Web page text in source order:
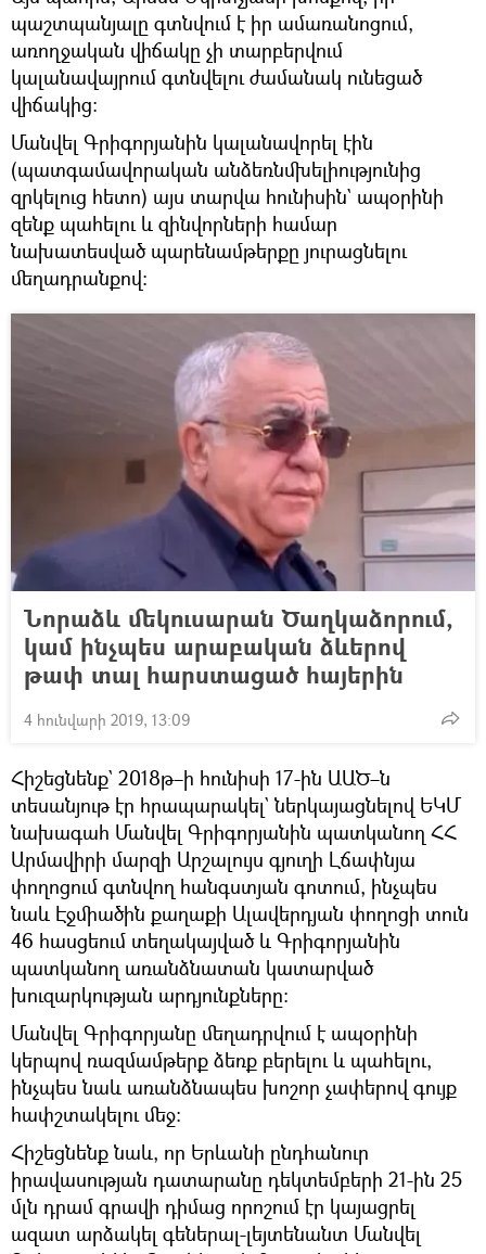
պաշտպանյալը գտնվում է իր ամառանոցում,
առողջական վիճակը չի տարբերվում
կալանավայրում գտնվելու ժամանակ ունեցած
վիճակից։
Մանվել Գրիգորյանին կալանավորել էին
(պատգամավորական անձեռնմխելիությունից
զրկելուց հետո) այս տարվա հունիսին` ապօրինի
զենք պահելու և զինվորների համար
նախատեսված պարենամթերքը յուրացնելու
մեղադրանքով։
Նորաձև մեկուսարան Ծաղկաձորում,
կամ ինչպես արաբական ձևերով
թափ տալ հարստացած հայերին
4 հունվարի 2019, 13:09
Հիշեցնենք` 2018թ–ի հունիսի 17-ին ԱԱԾ–ն
տեսանյութ էր հրապարակել` ներկայացնելով ԵԿՄ
նախագահ Մանվել Գրիգորյանին պատկանող ՀՀ
Արմավիրի մարզի Արշալույս գյուղի Լճափնյա
փողոցում գտնվող հանգստյան գոտում, ինչպես
նաև Էջմիածին քաղաքի Ալավերդյան փողոցի տուն
46 հասցեում տեղակայված և Գրիգորյանին
պատկանող առանձնատան կատարված
խուզարկության արդյունքները:
Մանվել Գրիգորյանը մեղադրվում է ապօրինի
կերպով ռազմամթերք ձեռք բերելու և պահելու,
ինչպես նաև առանձնապես խոշոր չափերով գույք
հափշտակելու մեջ։
Հիշեցնենք նաև, որ Երևանի ընդհանուր
իրավասության դատարանը դեկտեմբերի 21-ին 25
մլն դրամ գրավի դիմաց որոշում էր կայացրել
ազատ արձակել գեներալ-լեյտենանտ Մանվել